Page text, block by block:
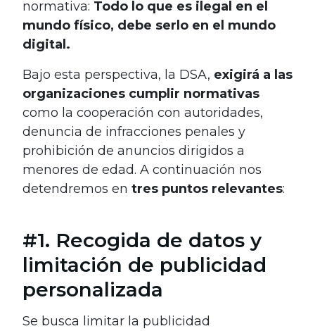
normativa: Todo lo que es ilegal en el
mundo físico, debe serlo en el mundo
digital.
Bajo esta perspectiva, la DSA, exigirá a las
organizaciones cumplir normativas
como la cooperación con autoridades,
denuncia de infracciones penales y
prohibición de anuncios dirigidos a
menores de edad. A continuación nos
detendremos en tres puntos relevantes:
#1. Recogida de datos y
limitación de publicidad
personalizada
Se busca limitar la publicidad